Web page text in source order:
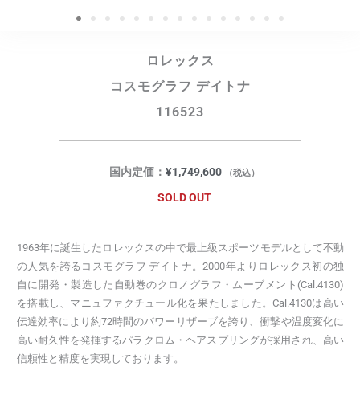
ロレックス
コスモグラフ デイトナ
116523
国内定価： ¥1,749,600 （税込）
SOLD OUT
1963年に誕生したロレックスの中で最上級スポーツモデルとして不動
の人気を誇るコスモグラフ デイトナ。2000年よりロレックス初の独
自に開発・製造した自動巻のクロノグラフ・ムーブメント(Cal.4130)
を搭載し、マニュファクチュール化を果たしました。Cal.4130は高い
伝達効率により約72時間のパワーリザーブを誇り、衝撃や温度変化に
高い耐久性を発揮するパラクロム・ヘアスプリングが採用され、高い
信頼性と精度を実現しております。